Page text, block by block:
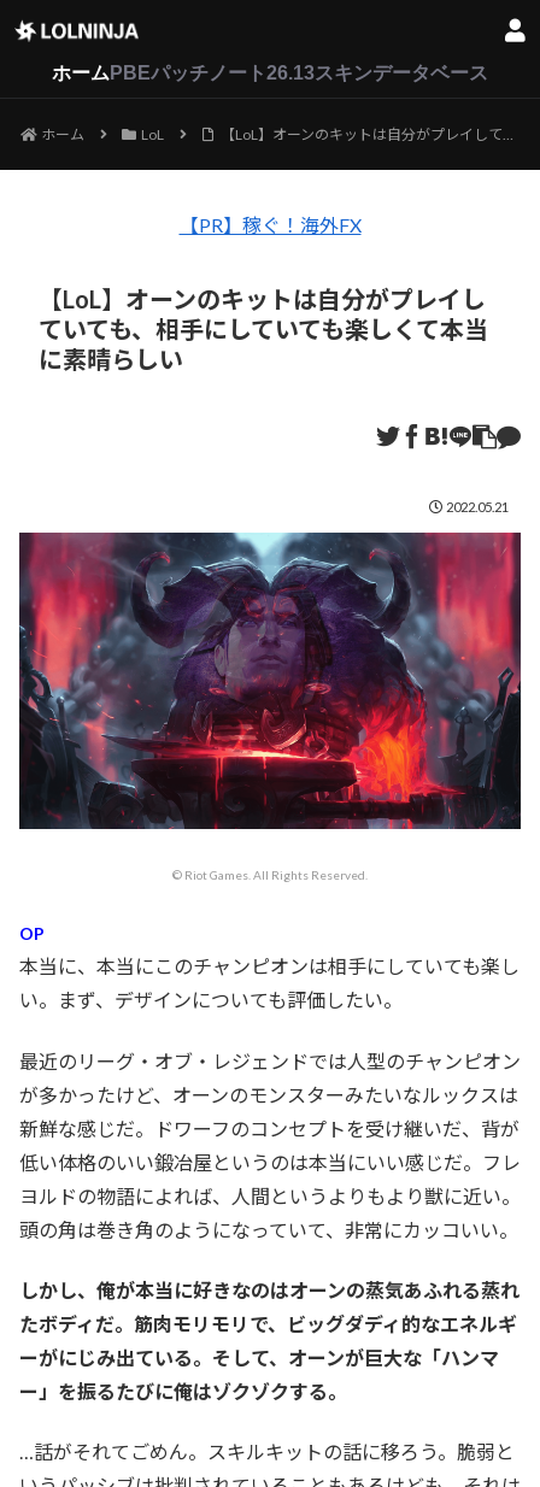
ホーム PBEパッチノート26.13スキンデータベース
ホーム LoL 【LoL】オーンのキットは自分がプレイしていても、相手にしていても楽しくて本当に素晴らしい
【PR】稼ぐ！海外FX
【LoL】オーンのキットは自分がプレイし
ていても、相手にしていても楽しくて本当
に素晴らしい
2022.05.21
© Riot Games. All Rights Reserved.
OP
本当に、本当にこのチャンピオンは相手にしていても楽し
い。まず、デザインについても評価したい。
最近のリーグ・オブ・レジェンドでは人型のチャンピオン
が多かったけど、オーンのモンスターみたいなルックスは
新鮮な感じだ。ドワーフのコンセプトを受け継いだ、背が
低い体格のいい鍛冶屋というのは本当にいい感じだ。フレ
ヨルドの物語によれば、人間というよりもより獣に近い。
頭の角は巻き角のようになっていて、非常にカッコいい。
しかし、俺が本当に好きなのはオーンの蒸気あふれる蒸れ
たボディだ。筋肉モリモリで、ビッグダディ的なエネルギ
ーがにじみ出ている。そして、オーンが巨大な「ハンマ
ー」を振るたびに俺はゾクゾクする。
…話がそれてごめん。スキルキットの話に移ろう。脆弱と